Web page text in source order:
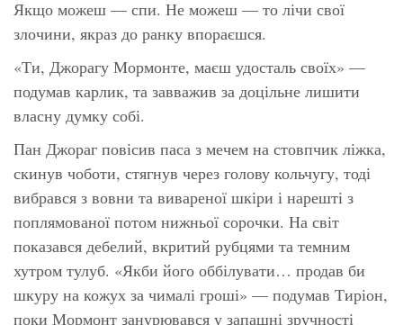
Якщо можеш — спи. Не можеш — то лічи свої
злочини, якраз до ранку впораєшся.
«Ти, Джорагу Мормонте, маєш удосталь своїх» —
подумав карлик, та завважив за доцільне лишити
власну думку собі.
Пан Джораг повісив паса з мечем на стовпчик ліжка,
скинув чоботи, стягнув через голову кольчугу, тоді
вибрався з вовни та вивареної шкіри і нарешті з
поплямованої потом нижньої сорочки. На світ
показався дебелий, вкритий рубцями та темним
хутром тулуб. «Якби його оббілувати… продав би
шкуру на кожух за чималі гроші» — подумав Тиріон,
поки Мормонт занурювався у запашні зручності